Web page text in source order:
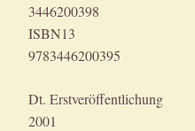
3446200398
ISBN13
9783446200395
Dt. Erstveröffentlichung
2001